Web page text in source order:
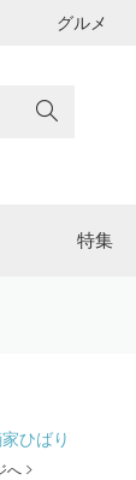
グルメ
特集
ひばり
へ